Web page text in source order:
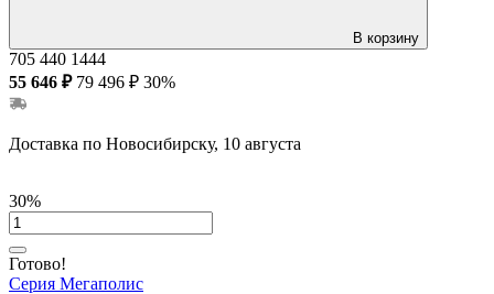
В корзину
705 440 1444
55 646 ₽ 79 496 ₽ 30%
Доставка по Новосибирску, 10 августа
30%
Готово!
Серия Мегаполис